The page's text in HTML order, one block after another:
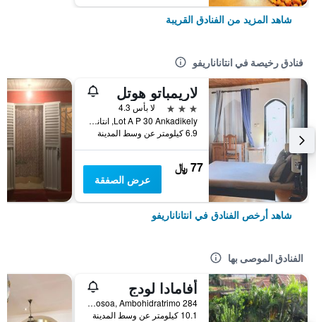
شاهد المزيد من الفنادق القريبة
فنادق رخيصة في انتاناناريفو
لاريمباتو هوتل
3 نجوم
لا بأس 4.3
Lot A P 30 Ankadikely, انتاناناريفو, مدغشقر
6.9 كيلومتر عن وسط المدينة
77 ﷼
عرض الصفقة
شاهد أرخص الفنادق في انتاناناريفو
الفنادق الموصى بها
أفامادا لودج
284 Mc Bis Mandrosoa, Ambohidratrimo, انتاناناريفو, مدغشقر
10.1 كيلومتر عن وسط المدينة